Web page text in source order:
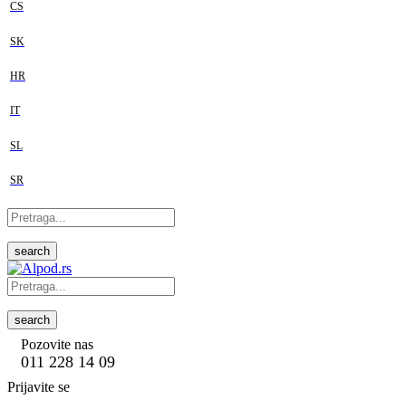
CS
SK
HR
IT
SL
SR
search
search
Pozovite nas
011 228 14 09
Prijavite se